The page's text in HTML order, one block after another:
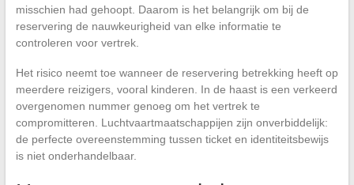
misschien had gehoopt. Daarom is het belangrijk om bij de
reservering de nauwkeurigheid van elke informatie te
controleren voor vertrek.
Het risico neemt toe wanneer de reservering betrekking heeft op
meerdere reizigers, vooral kinderen. In de haast is een verkeerd
overgenomen nummer genoeg om het vertrek te
compromitteren. Luchtvaartmaatschappijen zijn onverbiddelijk:
de perfecte overeenstemming tussen ticket en identiteitsbewijs
is niet onderhandelbaar.